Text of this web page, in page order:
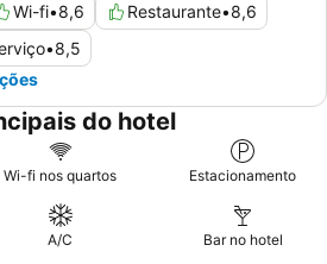
Wi-fi•8,6 Restaurante•8,6
•8,5
do hotel
Wi-fi nos quartos Estacionamento
A/C Bar no hotel